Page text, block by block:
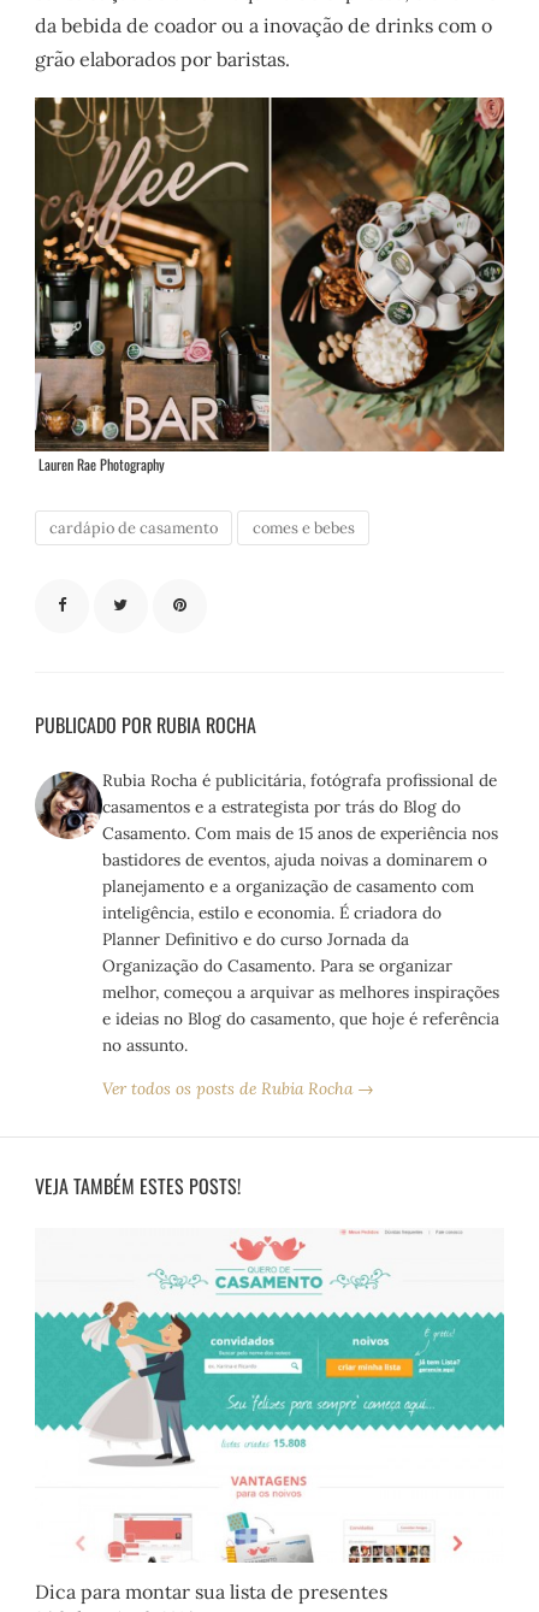
da bebida de coador ou a inovação de drinks com o
grão elaborados por baristas.
Lauren Rae Photography
cardápio de casamento comes e bebes
PUBLICADO POR RUBIA ROCHA
Rubia Rocha é publicitária, fotógrafa profissional de
casamentos e a estrategista por trás do Blog do
Casamento. Com mais de 15 anos de experiência nos
bastidores de eventos, ajuda noivas a dominarem o
planejamento e a organização de casamento com
inteligência, estilo e economia. É criadora do
Planner Definitivo e do curso Jornada da
Organização do Casamento. Para se organizar
melhor, começou a arquivar as melhores inspirações
e ideias no Blog do casamento, que hoje é referência
no assunto.
Ver todos os posts de Rubia Rocha →
VEJA TAMBÉM ESTES POSTS!
Dica para montar sua lista de presentes